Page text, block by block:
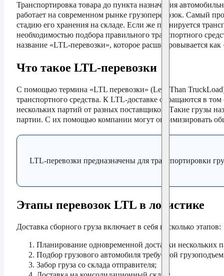
Транспортировка товара до пункта назначения
работает на современном рынке грузоперевозок. Самый
стадию его хранения на складе. Если же планируется
необходимостью подбора правильного транспортного
название «LTL-перевозки», которое расшифровывается
Что такое LTL-перевозки
С помощью термина «LTL перевозки» (Less Than
транспортного средства. К LTL-доставке обращаются в
нескольких партий от разных поставщиков. Такие грузы
партии. С их помощью компании могут оптимизировать
LTL-перевозки предназначены для транспортировки
Этапы перевозок LTL в логистике
Доставка сборного груза включает в себя несколько этапов:
Планирование одновременной доставки нескольких
Подбор грузового автомобиля требуемой
Забор груза со склада отправителя;